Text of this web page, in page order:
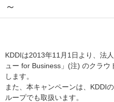
～
KDDIは2013年11月1日より、法
ュー for Business」(注) のクラ
します。
また、本キャンペーンは、KDDI
ループでも取扱います。